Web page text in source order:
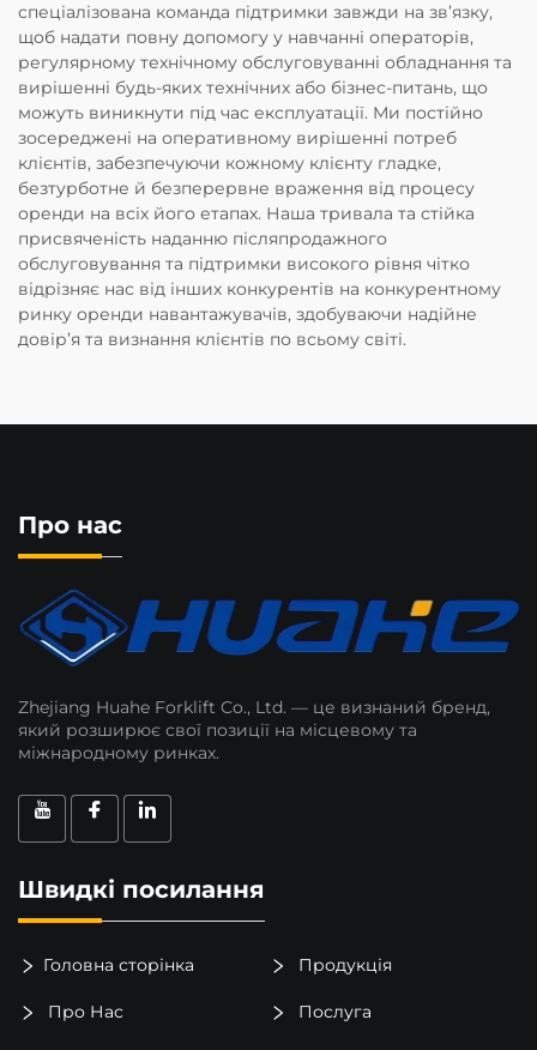
спеціалізована команда підтримки завжди на зв’язку,
щоб надати повну допомогу у навчанні операторів,
регулярному технічному обслуговуванні обладнання та
вирішенні будь-яких технічних або бізнес-питань, що
можуть виникнути під час експлуатації. Ми постійно
зосереджені на оперативному вирішенні потреб
клієнтів, забезпечуючи кожному клієнту гладке,
безтурботне й безперервне враження від процесу
оренди на всіх його етапах. Наша тривала та стійка
присвяченість наданню післяпродажного
обслуговування та підтримки високого рівня чітко
відрізняє нас від інших конкурентів на конкурентному
ринку оренди навантажувачів, здобуваючи надійне
довір’я та визнання клієнтів по всьому світі.
Про нас
Zhejiang Huahe Forklift Co., Ltd. — це визнаний бренд,
який розширює свої позиції на місцевому та
міжнародному ринках.
Швидкі посилання
Головна сторінка Продукція
Про Нас Послуга